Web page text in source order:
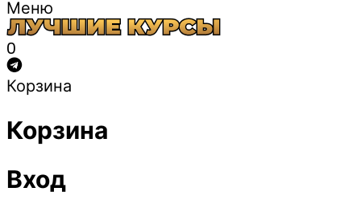
Меню
0
Корзина
Корзина
Вход